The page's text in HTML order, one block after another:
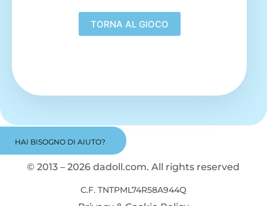
HAI BISOGNO DI AIUTO?
© 2013 – 2026 dadoll.com. All rights reserved
C.F. TNTPML74R58A944Q